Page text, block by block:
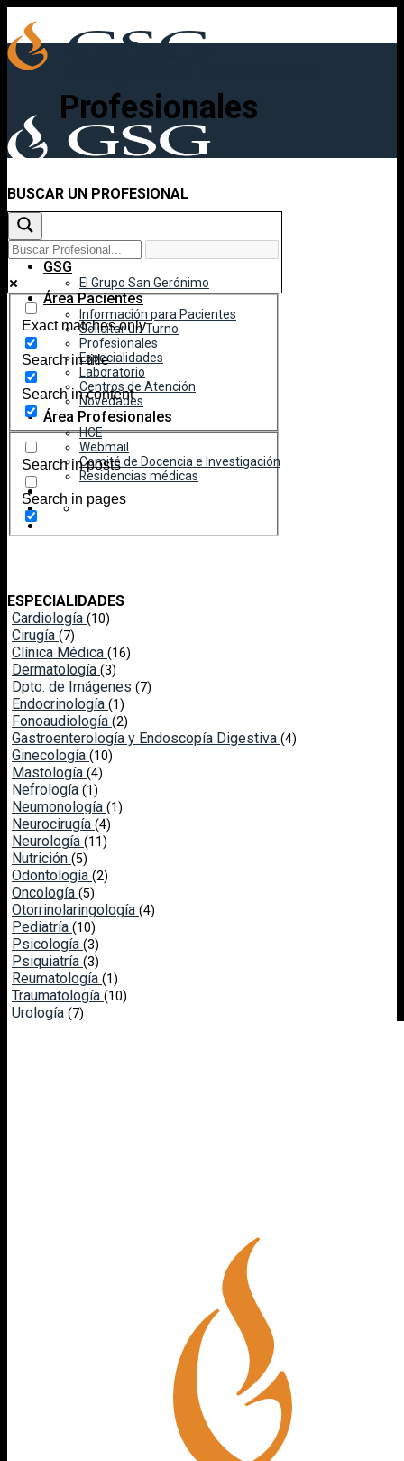
content
Inicio
GSG
El Grupo San Gerónimo
Área Pacientes
Información para Pacientes
Solicitar un Turno
Profesionales
Especialidades
Laboratorio
Centros de Atención
Novedades
Área Profesionales
HCE
Webmail
Comité de Docencia e Investigación
Residencias médicas
Profesionales
BUSCAR UN PROFESIONAL
Exact matches only
Search in title
Search in content
Search in posts
Search in pages
ESPECIALIDADES
Cardiología (10)
Cirugía (7)
Clínica Médica (16)
Dermatología (3)
Dpto. de Imágenes (7)
Endocrinología (1)
Fonoaudiología (2)
Gastroenterología y Endoscopía Digestiva (4)
Ginecología (10)
Mastología (4)
Nefrología (1)
Neumonología (1)
Neurocirugía (4)
Neurología (11)
Nutrición (5)
Odontología (2)
Oncología (5)
Otorrinolaringología (4)
Pediatría (10)
Psicología (3)
Psiquiatría (3)
Reumatología (1)
Traumatología (10)
Urología (7)